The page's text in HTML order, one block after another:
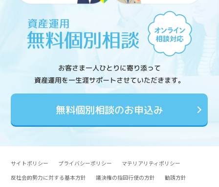
お客さま一人ひとりに寄り添って
資産運用を一生涯サポートさせていただきます。
無料個別相談のお申込み
サイトポリシー プライバシーポリシー
マテリアリティポリシー
反社会的勢力に対する基本方針
議決権の指図行使の方針 勧誘方針